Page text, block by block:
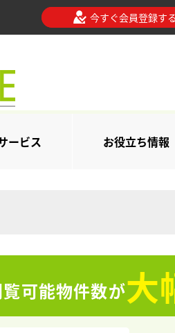
今すぐ会員登録する
ービス お役立ち情報
可能物件数が大